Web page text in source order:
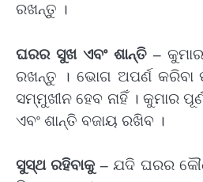
ରଖନ୍ତୁ ।
ଘରର ସୁଖ ଏବଂ ଶାନ୍ତି –କୁମାର
ରଖନ୍ତୁ । ଭୋଗ ଅପର୍ଣ କରିବା
ସମ୍ମୁଖୀନ ହେବ ନାହିଁ । କୁମାର
ଏବଂ ଶାନ୍ତି ବଜାୟ ରଖିବ ।
ସୁସ୍ଥ ରହିବାକୁ –ଯଦି ଘରର